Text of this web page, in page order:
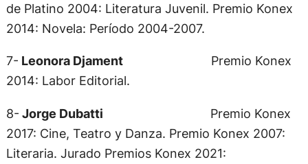
de Platino 2004: Literatura Juvenil. Premio Konex
2014: Novela: Período 2004-2007.
7- Leonora Djament Premio Konex
2014: Labor Editorial.
8- Jorge Dubatti Premio Konex
2017: Cine, Teatro y Danza. Premio Konex 2007:
Literaria. Jurado Premios Konex 2021: